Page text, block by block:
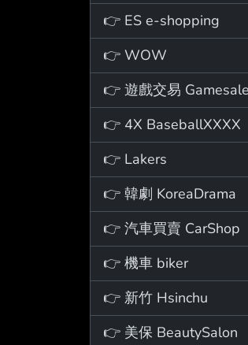
👉 ES e-shopping
👉 WOW
👉 遊戲交易 Gamesale
👉 4X BaseballXXXX
👉 Lakers
👉 韓劇 KoreaDrama
👉 汽車買賣 CarShop
👉 機車 biker
👉 新竹 Hsinchu
👉 美保 BeautySalon